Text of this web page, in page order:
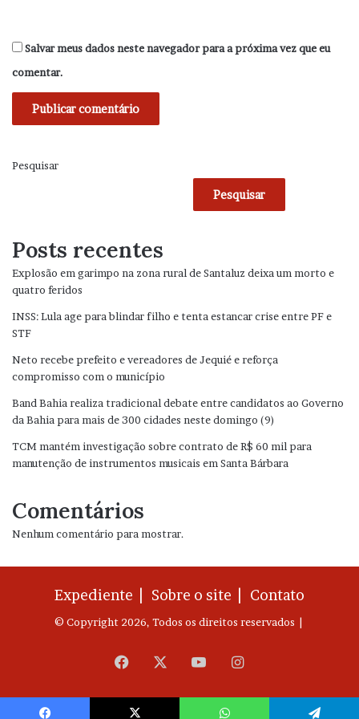
Salvar meus dados neste navegador para a próxima vez que eu
comentar.
Pesquisar
Pesquisar
Posts recentes
Explosão em garimpo na zona rural de Santaluz deixa um morto e
quatro feridos
INSS: Lula age para blindar filho e tenta estancar crise entre PF e
STF
Neto recebe prefeito e vereadores de Jequié e reforça
compromisso com o município
Band Bahia realiza tradicional debate entre candidatos ao Governo
da Bahia para mais de 300 cidades neste domingo (9)
TCM mantém investigação sobre contrato de R$ 60 mil para
manutenção de instrumentos musicais em Santa Bárbara
Comentários
Nenhum comentário para mostrar.
Expediente | Sobre o site | Contato
© Copyright 2026, Todos os direitos reservados |
Facebook YouTubeInstagram